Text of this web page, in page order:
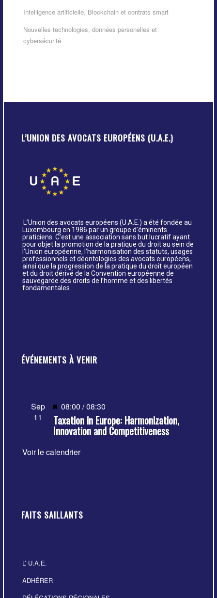
Intelligence artificielle, Blockchain et contrats smart
Nouvelles technologies, données personelles et
cybersécurité
L’UNION DES AVOCATS EUROPÉENS (U.A.E.)
L’Union des avocats européens (U.A.E.) a été fondée au
Luxembourg en 1986 par un groupe d’éminents
praticiens. C’est une association sans but lucratif ayant
pour objet la promotion de la pratique du droit au sein de
l’Union européenne, l’harmonisation des statuts, usages
professionnels et déontologies des avocats européens,
ainsi que la progression de la pratique du droit européen
et du droit dérivé de la Convention européenne de
sauvegarde des droits de l’homme et des libertés
fondamentales.
ÉVÉNEMENTS À VENIR
Sep
11
Mis
en
avant
08:00 /08:30
Taxation in Europe: Harmonization,
Innovation and Competitiveness
Voir le calendrier
FAITS SAILLANTS
L’ U.A.E.
ADHÉRER